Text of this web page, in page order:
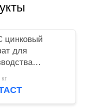
цинковый
для
краски с
содержанием